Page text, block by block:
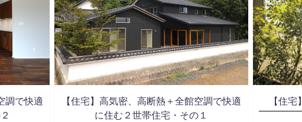
調で快適
【住宅】高気密、高断熱＋全館空調で快適
に住む２世帯住宅・その１
【住